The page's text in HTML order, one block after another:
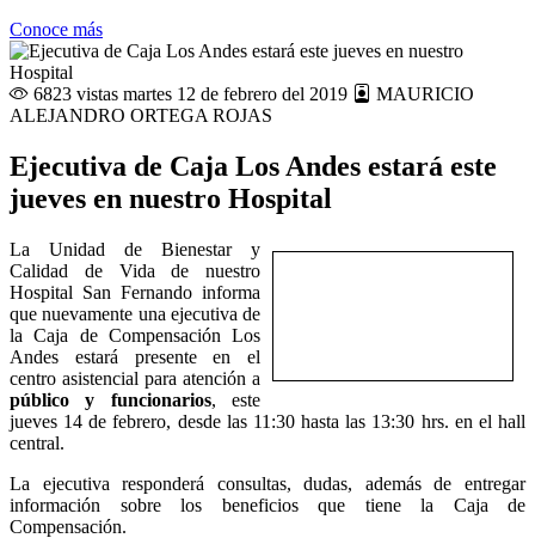
Conoce más
6823 vistas martes 12 de febrero del 2019
MAURICIO
ALEJANDRO ORTEGA ROJAS
Ejecutiva de Caja Los Andes estará este
jueves en nuestro Hospital
La Unidad de Bienestar y
Calidad de Vida de nuestro
Hospital San Fernando informa
que nuevamente una ejecutiva de
la Caja de Compensación Los
Andes estará presente en el
centro asistencial para atención a
público y funcionarios, este
jueves 14 de febrero, desde las 11:30 hasta las 13:30 hrs. en el hall
central.
La ejecutiva responderá consultas, dudas, además de entregar
información sobre los beneficios que tiene la Caja de
Compensación.